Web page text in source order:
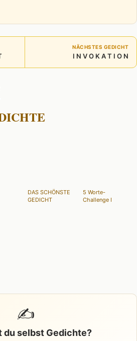
NÄCHSTES GEDICHT
I N V O K A T I O N
DAS SCHÖNSTE
GEDICHT
5 Worte-
Challenge I
✍️
du selbst Gedichte?